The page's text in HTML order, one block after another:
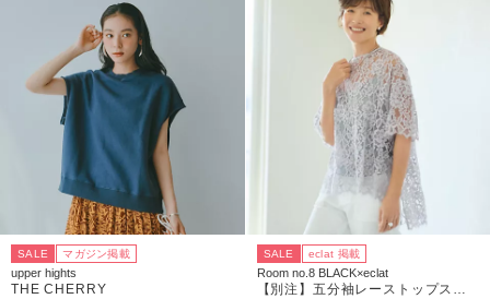
SALE マガジン掲載
upper hights
THE CHERRY
SALE eclat 掲載
Room no.8 BLACK×eclat